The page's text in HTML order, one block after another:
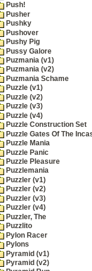
Push!
Pusher
Pushky
Pushover
Pushy Pig
Pussy Galore
Puzmania (v1)
Puzmania (v2)
Puzmania Schame
Puzzle (v1)
Puzzle (v2)
Puzzle (v3)
Puzzle (v4)
Puzzle Construction Set
Puzzle Gates Of The
Puzzle Mania
Puzzle Panic
Puzzle Pleasure
Puzzlemania
Puzzler (v1)
Puzzler (v2)
Puzzler (v3)
Puzzler (v4)
Puzzler, The
Puzzlito
Pylon Racer
Pylons
Pyramid (v1)
Pyramid (v2)